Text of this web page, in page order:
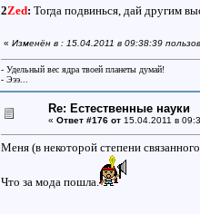
2Zed: Тогда подвинься, дай другим
« Изменён в : 15.04.2011 в 09:38:39
- Удельный вес ядра твоей планеты думай!
- Эээ...
Re: Естественные науки
« Ответ #176 от15.04.2011 в
Меня (в некоторой степени
Что за мода пошла.